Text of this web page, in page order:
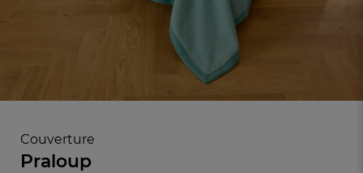
Couverture
Praloup